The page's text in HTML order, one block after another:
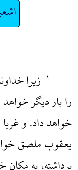
۱ زیرا
را بار دیگر
خواهد داد. و
یعقوب ملصق